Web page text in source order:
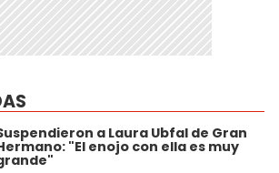
a Laura Ubfal de Gran
"El enojo con ella es muy